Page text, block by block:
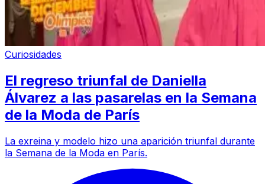
Curiosidades
El regreso triunfal de Daniella
Álvarez a las pasarelas en la Semana
de la Moda de París
La exreina y modelo hizo una aparición triunfal durante
la Semana de la Moda en París.